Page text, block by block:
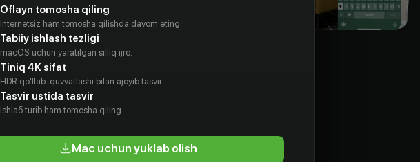
Oflayn tomosha qiling
Internetsiz ham tomosha qilishda davom eting.
Tabiiy ishlash tezligi
macOS uchun yaratilgan silliq ijro.
Tiniq 4K sifat
HDR qo'llab-quvvatlashi bilan ajoyib tasvir.
Tasvir ustida tasvir
Ishlаб turib ham tomosha qiling.
Mac uchun yuklab olish